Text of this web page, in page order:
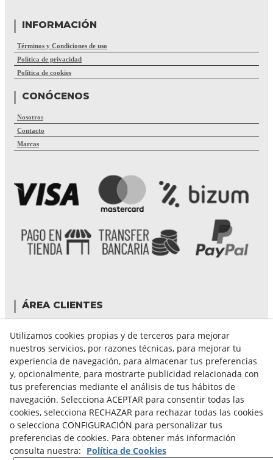
INFORMACIÓN
Términos y Condiciones de uso
Política de privacidad
Política de cookies
CONÓCENOS
Nosotros
Contacto
Marcas
ÁREA CLIENTES
Mis compras
Cambiar contraseña
Crear cuenta
Condiciones de compra
GUÍA DE COMPRA
FORMAS DE PAGO
FORMAS DE ENVÍO
Utilizamos cookies propias y de terceros para mejorar
nuestros servicios, por razones técnicas, para mejorar tu
experiencia de navegación, para almacenar tus preferencias
y, opcionalmente, para mostrarte publicidad relacionada con
tus preferencias mediante el análisis de tus hábitos de
navegación. Selecciona ACEPTAR para consentir todas las
cookies, selecciona RECHAZAR para rechazar todas las cookies
o selecciona CONFIGURACIÓN para personalizar tus
preferencias de cookies. Para obtener más información
consulta nuestra: Política de Cookies